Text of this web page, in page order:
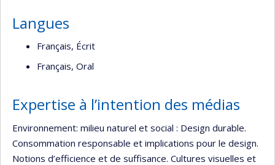
Langues
Français, Écrit
Français, Oral
Expertise à l’intention des médias
Environnement: milieu naturel et social : Design durable.
Consommation responsable et implications pour le design.
Notions d’efficience et de suffisance. Cultures visuelles et